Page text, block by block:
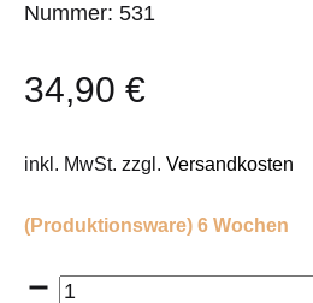
Nummer: 531
34,90 €
inkl. MwSt. zzgl. Versandkosten
(Produktionsware) 6 Wochen
Anzahl